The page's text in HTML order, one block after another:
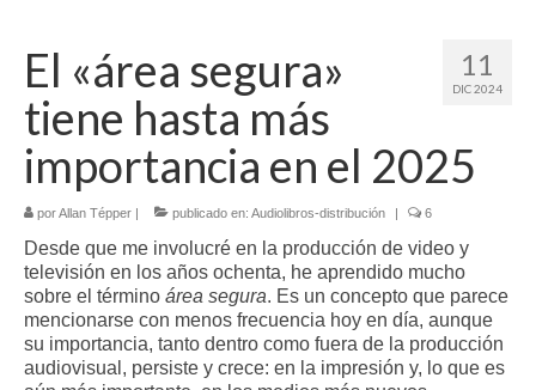
Artículos (todos)
Boletines por correo-e
Glosariocastellano.com
EditorialTecnoTur.com
Contacto (vía TecnoTur)
11
DIC 2024
El «área segura»
tiene hasta más
importancia en el 2025
porAllan Tépper publicado en: Audiolibros-distribución 6
Desde que me involucré en la producción de video y
televisión en los años ochenta, he aprendido mucho
sobre el término área segura. Es un concepto que parece
mencionarse con menos frecuencia hoy en día, aunque
su importancia, tanto dentro como fuera de la producción
audiovisual, persiste y crece: en la impresión y, lo que es